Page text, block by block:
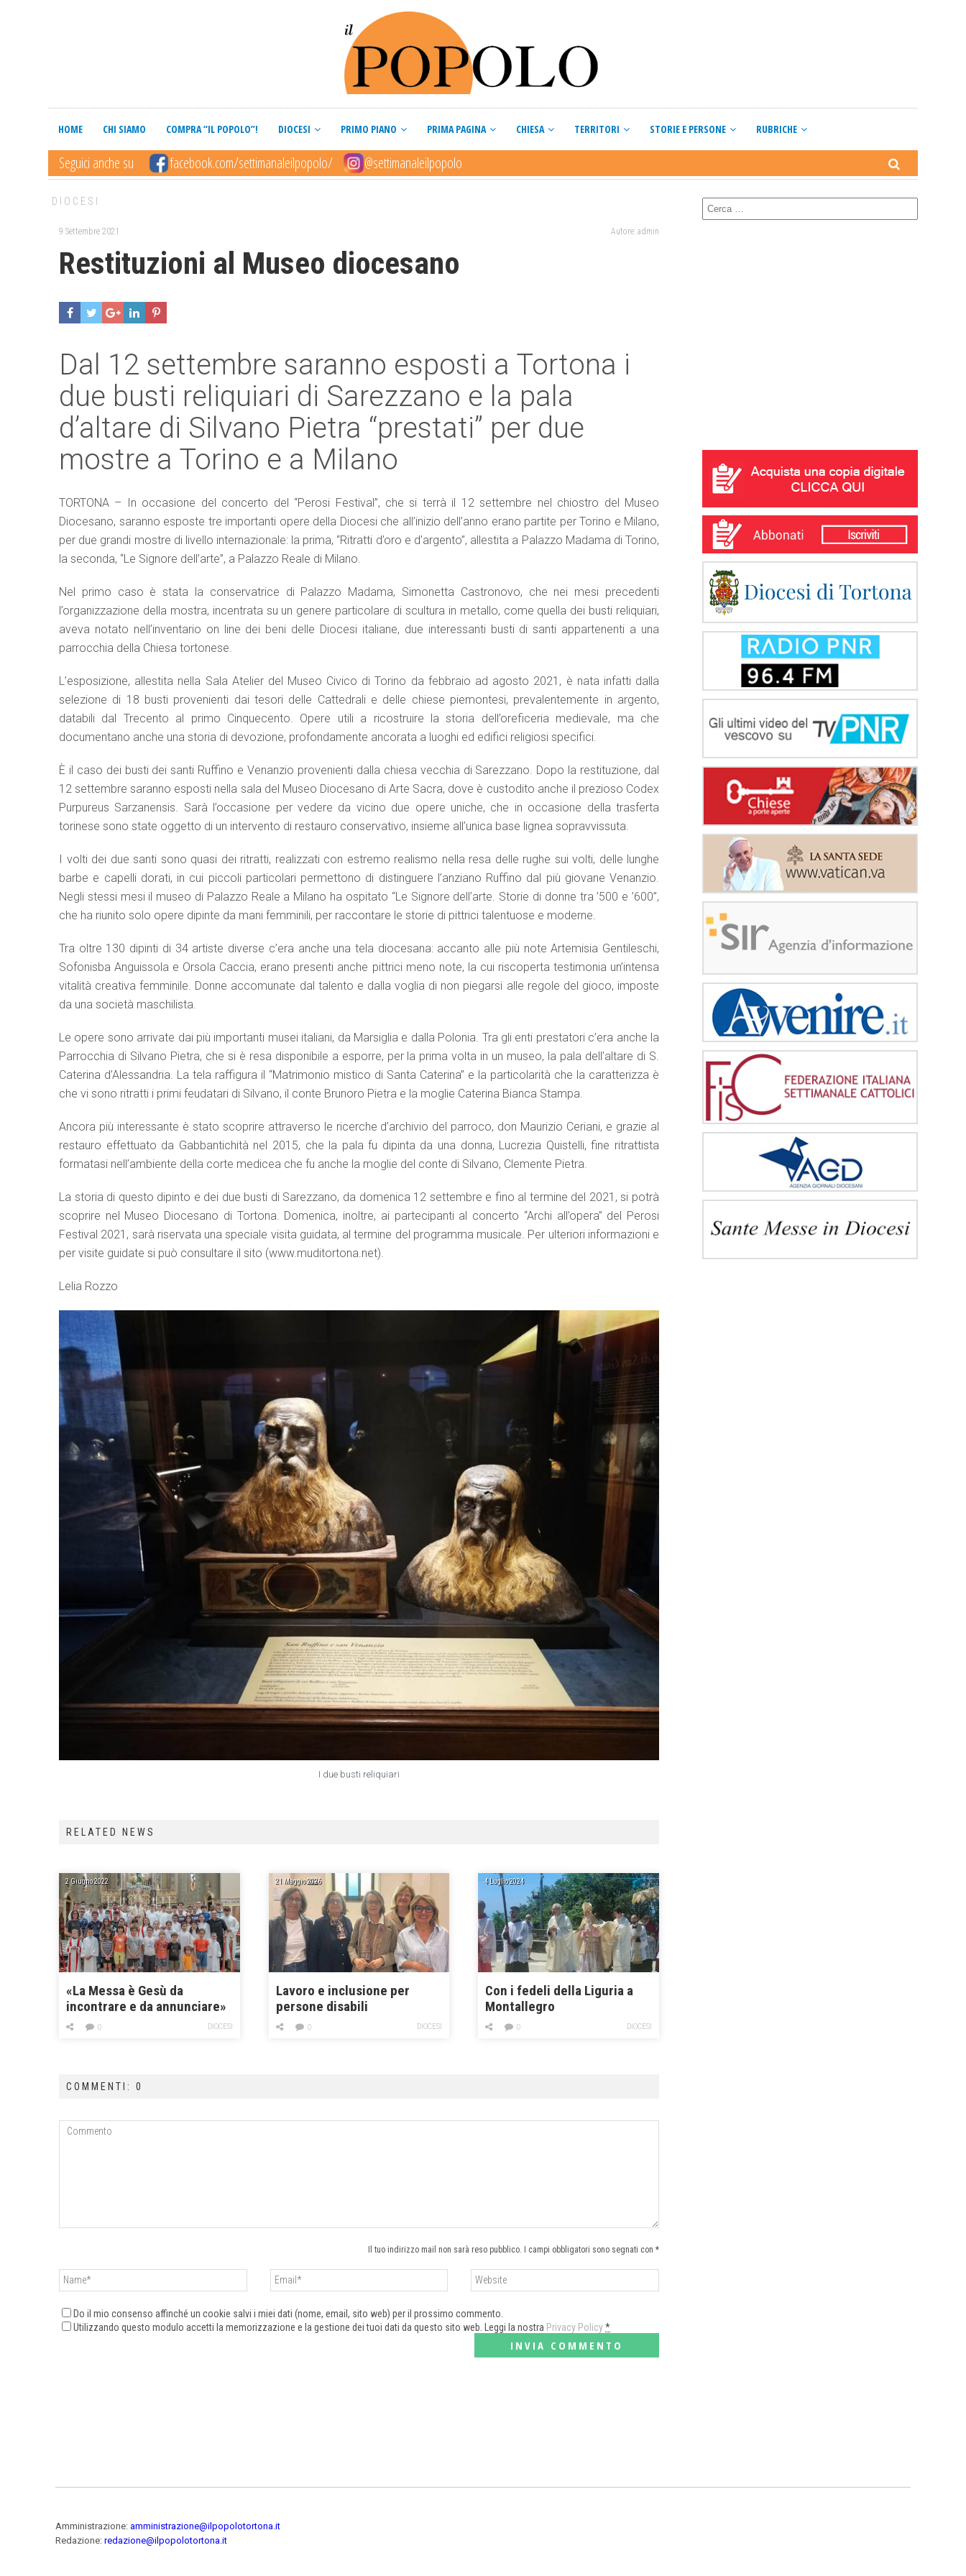
HOME CHI SIAMO COMPRA “IL POPOLO”! DIOCESI PRIMO PIANO PRIMA PAGINA CHIESA TERRITORI STORIE E PERSONE RUBRICHE
Seguici anche su facebook.com/settimanaleilpopolo/ @settimanaleilpopolo
DIOCESI
9 Settembre 2021 Autore: admin
Restituzioni al Museo diocesano
Dal 12 settembre saranno esposti a Tortona i
due busti reliquiari di Sarezzano e la pala
d’altare di Silvano Pietra “prestati” per due
mostre a Torino e a Milano
TORTONA – In occasione del concerto del “Perosi Festival”, che si terrà il 12 settembre nel chiostro del Museo
Diocesano, saranno esposte tre importanti opere della Diocesi che all’inizio dell’anno erano partite per Torino e Milano,
per due grandi mostre di livello internazionale: la prima, “Ritratti d’oro e d’argento”, allestita a Palazzo Madama di Torino,
la seconda, “Le Signore dell’arte”, a Palazzo Reale di Milano.
Nel primo caso è stata la conservatrice di Palazzo Madama, Simonetta Castronovo, che nei mesi precedenti
l’organizzazione della mostra, incentrata su un genere particolare di scultura in metallo, come quella dei busti reliquiari,
aveva notato nell’inventario on line dei beni delle Diocesi italiane, due interessanti busti di santi appartenenti a una
parrocchia della Chiesa tortonese.
L’esposizione, allestita nella Sala Atelier del Museo Civico di Torino da febbraio ad agosto 2021, è nata infatti dalla
selezione di 18 busti provenienti dai tesori delle Cattedrali e delle chiese piemontesi, prevalentemente in argento,
databili dal Trecento al primo Cinquecento. Opere utili a ricostruire la storia dell’oreficeria medievale, ma che
documentano anche una storia di devozione, profondamente ancorata a luoghi ed edifici religiosi specifici.
È il caso dei busti dei santi Ruffino e Venanzio provenienti dalla chiesa vecchia di Sarezzano. Dopo la restituzione, dal
12 settembre saranno esposti nella sala del Museo Diocesano di Arte Sacra, dove è custodito anche il prezioso Codex
Purpureus Sarzanensis. Sarà l’occasione per vedere da vicino due opere uniche, che in occasione della trasferta
torinese sono state oggetto di un intervento di restauro conservativo, insieme all’unica base lignea sopravvissuta.
I volti dei due santi sono quasi dei ritratti, realizzati con estremo realismo nella resa delle rughe sui volti, delle lunghe
barbe e capelli dorati, in cui piccoli particolari permettono di distinguere l’anziano Ruffino dal più giovane Venanzio.
Negli stessi mesi il museo di Palazzo Reale a Milano ha ospitato “Le Signore dell’arte. Storie di donne tra ’500 e ’600”,
che ha riunito solo opere dipinte da mani femminili, per raccontare le storie di pittrici talentuose e moderne.
Tra oltre 130 dipinti di 34 artiste diverse c’era anche una tela diocesana: accanto alle più note Artemisia Gentileschi,
Sofonisba Anguissola e Orsola Caccia, erano presenti anche pittrici meno note, la cui riscoperta testimonia un’intensa
vitalità creativa femminile. Donne accomunate dal talento e dalla voglia di non piegarsi alle regole del gioco, imposte
da una società maschilista.
Le opere sono arrivate dai più importanti musei italiani, da Marsiglia e dalla Polonia. Tra gli enti prestatori c’era anche la
Parrocchia di Silvano Pietra, che si è resa disponibile a esporre, per la prima volta in un museo, la pala dell’altare di S.
Caterina d’Alessandria. La tela raffigura il “Matrimonio mistico di Santa Caterina” e la particolarità che la caratterizza è
che vi sono ritratti i primi feudatari di Silvano, il conte Brunoro Pietra e la moglie Caterina Bianca Stampa.
Ancora più interessante è stato scoprire attraverso le ricerche d’archivio del parroco, don Maurizio Ceriani, e grazie al
restauro effettuato da Gabbantichità nel 2015, che la pala fu dipinta da una donna, Lucrezia Quistelli, fine ritrattista
formatasi nell’ambiente della corte medicea che fu anche la moglie del conte di Silvano, Clemente Pietra.
La storia di questo dipinto e dei due busti di Sarezzano, da domenica 12 settembre e fino al termine del 2021, si potrà
scoprire nel Museo Diocesano di Tortona. Domenica, inoltre, ai partecipanti al concerto “Archi all’opera” del Perosi
Festival 2021, sarà riservata una speciale visita guidata, al termine del programma musicale. Per ulteriori informazioni e
per visite guidate si può consultare il sito (www.muditortona.net).
Lelia Rozzo
I due busti reliquiari
RELATED NEWS
2 Giugno 2022
«La Messa è Gesù da
incontrare e da annunciare»
DIOCESI
0
21 Maggio 2026
Lavoro e inclusione per
persone disabili
DIOCESI
0
4 Luglio 2024
Con i fedeli della Liguria a
Montallegro
DIOCESI
0
COMMENTI: 0
Il tuo indirizzo mail non sarà reso pubblico. I campi obbligatori sono segnati con *
Do il mio consenso affinché un cookie salvi i miei dati (nome, email, sito web) per il prossimo commento.
Utilizzando questo modulo accetti la memorizzazione e la gestione dei tuoi dati da questo sito web. Leggi la nostra Privacy Policy*
Amministrazione: amministrazione@ilpopolotortona.it
Redazione: redazione@ilpopolotortona.it